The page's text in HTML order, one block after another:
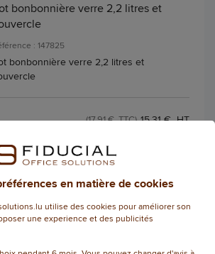
bonbonnière verre 2,2 litres et
: 147825
bonbonnière verre 2,2 litres et
15,31 € HT
(17,91 € TTC)
AJOUTER
Boîte en verre - Rectangulaire - 0.8L -
en matière de cookies
utilise des cookies pour améliorer son
une experience et des publicités